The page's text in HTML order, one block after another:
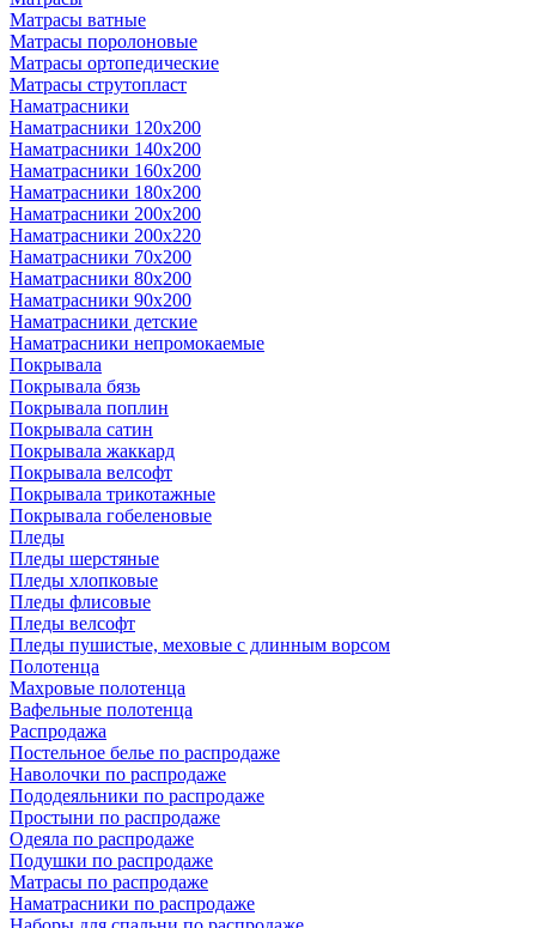
Матрасы ватные
Матрасы поролоновые
Матрасы ортопедические
Матрасы струтопласт
Наматрасники
Наматрасники 120х200
Наматрасники 140х200
Наматрасники 160х200
Наматрасники 180х200
Наматрасники 200х200
Наматрасники 200х220
Наматрасники 70х200
Наматрасники 80х200
Наматрасники 90х200
Наматрасники детские
Наматрасники непромокаемые
Покрывала
Покрывала бязь
Покрывала поплин
Покрывала сатин
Покрывала жаккард
Покрывала велсофт
Покрывала трикотажные
Покрывала гобеленовые
Пледы
Пледы шерстяные
Пледы хлопковые
Пледы флисовые
Пледы велсофт
Пледы пушистые, меховые с длинным ворсом
Полотенца
Махровые полотенца
Вафельные полотенца
Распродажа
Постельное белье по распродаже
Наволочки по распродаже
Пододеяльники по распродаже
Простыни по распродаже
Одеяла по распродаже
Подушки по распродаже
Матрасы по распродаже
Наматрасники по распродаже